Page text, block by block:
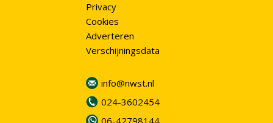
Privacy
Cookies
Adverteren
Verschijningsdata
info@nwst.nl
024-3602454